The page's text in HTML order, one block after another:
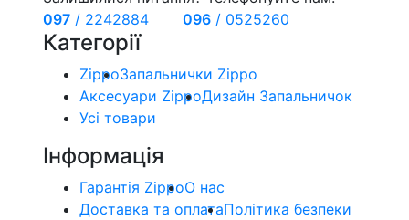
097 / 2242884 096 / 0525260
Категорії
ZippoЗапальнички Zippo
Аксесуари ZippoДизайн Запальничок
Усі товари
Інформація
Гарантія ZippoО нас
Доставка та оплатаПолітика безпеки